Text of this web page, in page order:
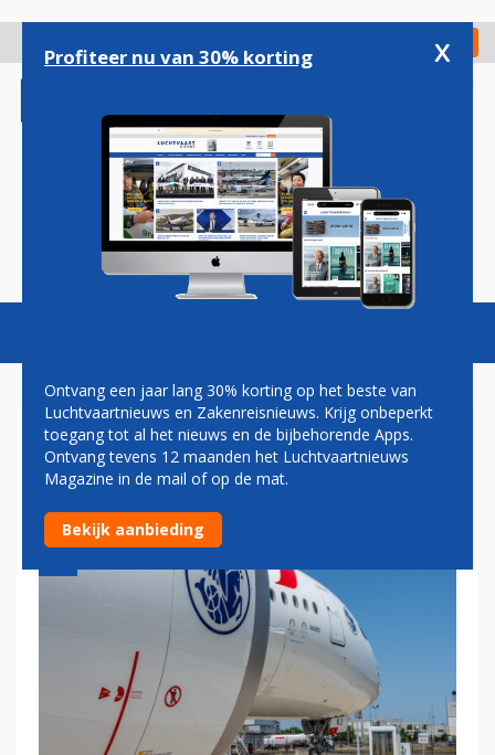
gaan
Check in
Magazine Podcasts Vacatures
AIR FRANCE VLIEGT WEER
NAAR DUBAI
Profiteer nu van 30% korting x
Ontvang een jaar lang 30% korting op het beste van
Luchtvaartnieuws en Zakenreisnieuws. Krijg onbeperkt
toegang tot al het nieuws en de bijbehorende Apps.
Ontvang tevens 12 maanden het Luchtvaartnieuws
Magazine in de mail of op de mat.
Bekijk aanbieding